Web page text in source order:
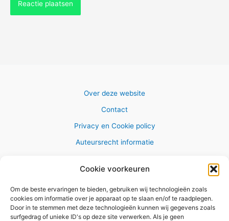
Cookie voorkeuren
Om de beste ervaringen te bieden, gebruiken wij technologieën zoals
cookies om informatie over je apparaat op te slaan en/of te raadplegen.
Door in te stemmen met deze technologieën kunnen wij gegevens zoals
surfgedrag of unieke ID's op deze site verwerken. Als je geen
Over deze website
Contact
Privacy en Cookie policy
Auteursrecht informatie
Copyright © 2026 AlleWandelRoutes.nl